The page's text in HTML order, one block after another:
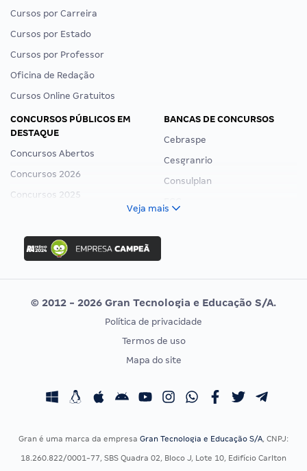
Cursos por Carreira
Cursos por Estado
Cursos por Professor
Oficina de Redação
Cursos Online Gratuitos
CONCURSOS PÚBLICOS EM
DESTAQUE
Concursos Abertos
Concursos 2026
Concursos 2025
Concurso Ibama
Concurso MPU
Editais publicados
BANCAS DE CONCURSOS
Cebraspe
Cesgranrio
Consulplan
Vunesp
CONCURSOS POR PROFISSÃO
Concursos Fiscais
EXAME DE ORDEM
Calendário OAB
Veja mais
© 2012 - 2026 Gran Tecnologia e Educação S/A.
Política de privacidade
Termos de uso
Mapa do site
Gran é uma marca da empresa Gran Tecnologia e Educação S/A, CNPJ:
18.260.822/0001-77, SBS Quadra 02, Bloco J, Lote 10, Edifício Carlton